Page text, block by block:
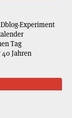
Experiment
Tag
Jahren